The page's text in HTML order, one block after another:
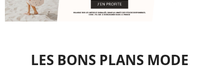
LES BONS PLANS MODE